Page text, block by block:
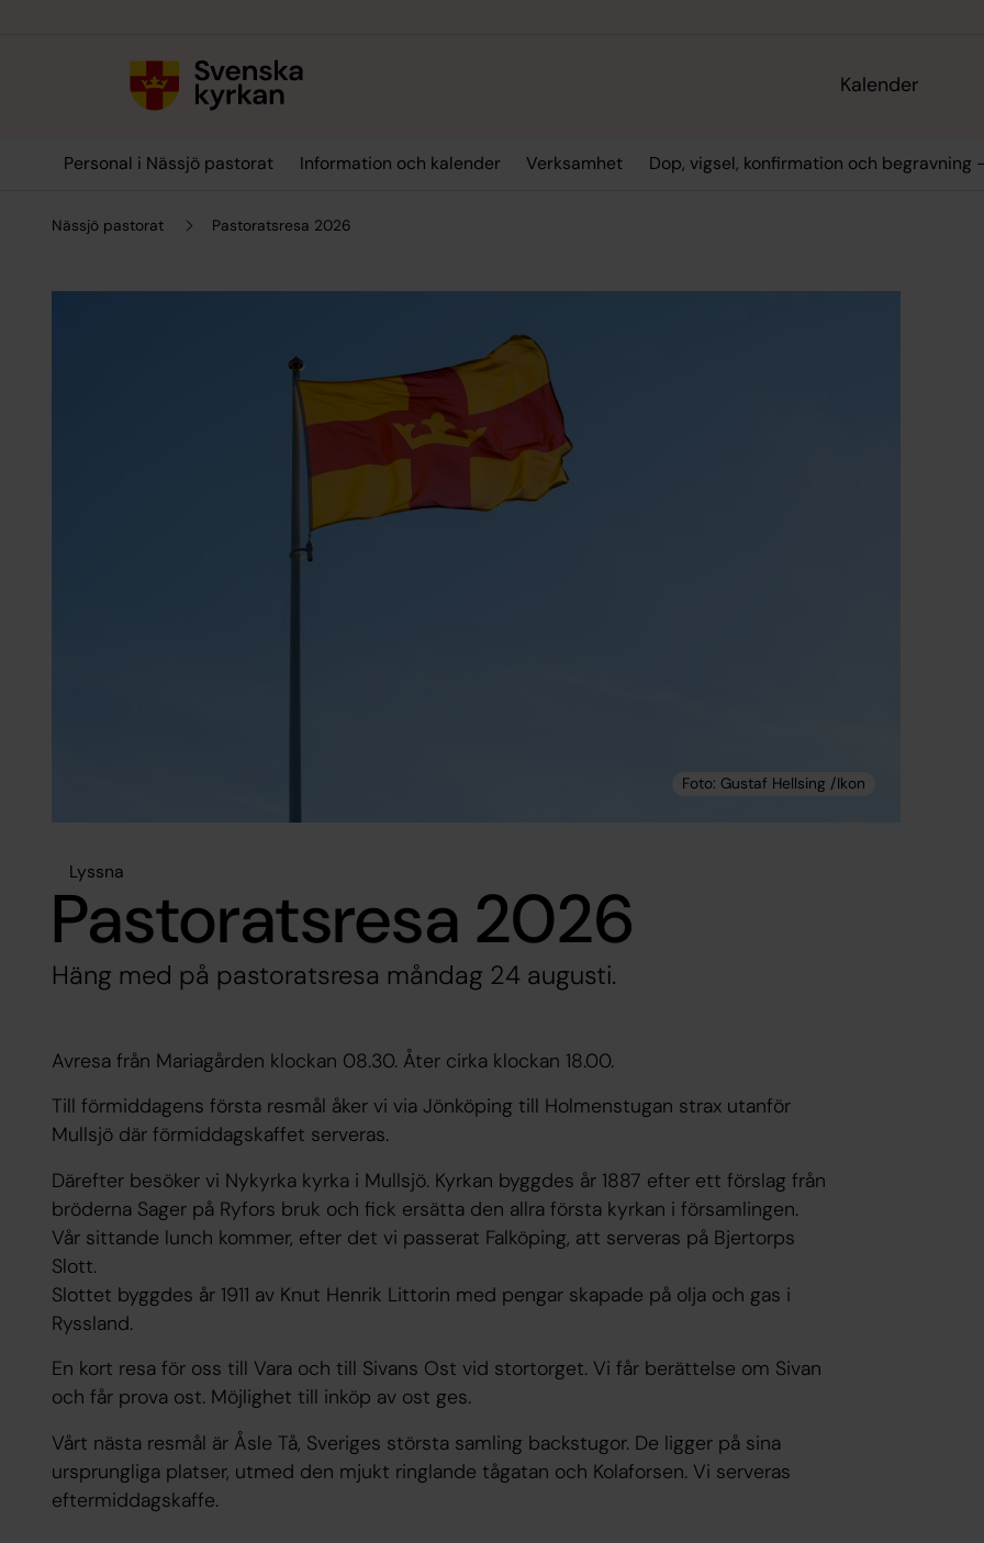
Kalender
Personal i Nässjö pastorat Information och kalender Verksamhet Dop, vigsel, konfirmation och
Nässjö pastorat Pastoratsresa 2026
Lyssna
Pastoratsresa 2026
Häng med på pastoratsresa måndag 24 augusti.
Avresa från Mariagården klockan 08.30. Åter cirka klockan 18.00.
Till förmiddagens första resmål åker vi via Jönköping till Holmenstugan strax utanför
Mullsjö där förmiddagskaffet serveras.
Därefter besöker vi Nykyrka kyrka i Mullsjö. Kyrkan byggdes år 1887 efter ett förslag från
bröderna Sager på Ryfors bruk och fick ersätta den allra första kyrkan i församlingen.
Vår sittande lunch kommer, efter det vi passerat Falköping, att serveras på Bjertorps
Slott.
Slottet byggdes år 1911 av Knut Henrik Littorin med pengar skapade på olja och gas i
Ryssland.
En kort resa för oss till Vara och till Sivans Ost vid stortorget. Vi får berättelse om Sivan
och får prova ost. Möjlighet till inköp av ost ges.
Vårt nästa resmål är Åsle Tå, Sveriges största samling backstugor. De ligger på sina
ursprungliga platser, utmed den mjukt ringlande tågatan och Kolaforsen. Vi serveras
eftermiddagskaffe.